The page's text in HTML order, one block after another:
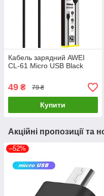
Кабель зарядний AWEI
CL-61 Micro USB Black
49 ₴ 79 ₴
Купити
Акційні пропозиції та
–52%